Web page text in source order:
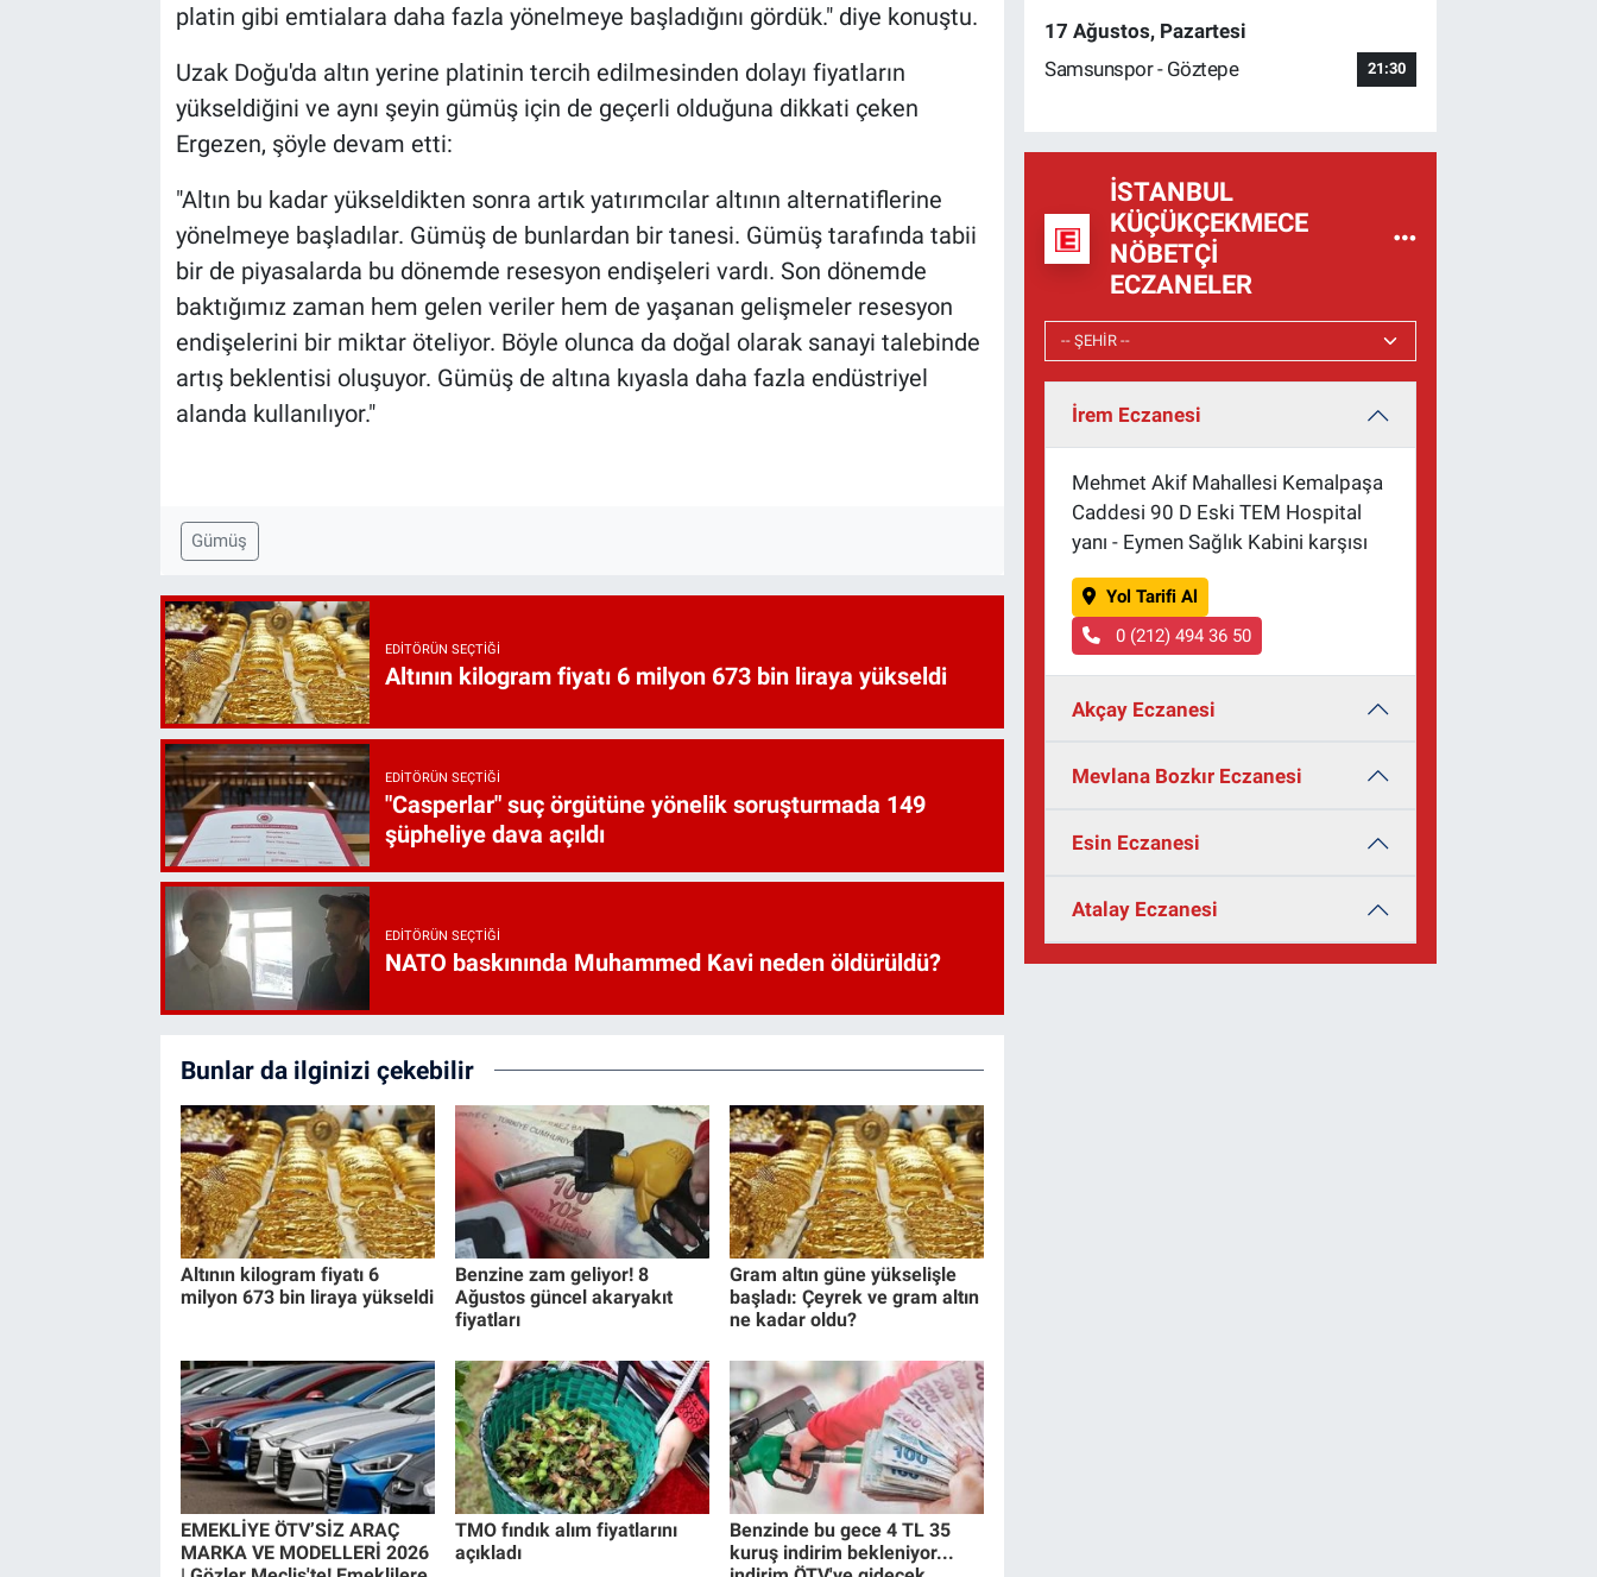
platin gibi emtialara daha fazla yönelmeye başladığını gördük." diye konuştu.
Uzak Doğu'da altın yerine platinin tercih edilmesinden dolayı fiyatların
yükseldiğini ve aynı şeyin gümüş için de geçerli olduğuna dikkati çeken
Ergezen, şöyle devam etti:
"Altın bu kadar yükseldikten sonra artık yatırımcılar altının alternatiflerine
yönelmeye başladılar. Gümüş de bunlardan bir tanesi. Gümüş tarafında tabii
bir de piyasalarda bu dönemde resesyon endişeleri vardı. Son dönemde
baktığımız zaman hem gelen veriler hem de yaşanan gelişmeler resesyon
endişelerini bir miktar öteliyor. Böyle olunca da doğal olarak sanayi talebinde
artış beklentisi oluşuyor. Gümüş de altına kıyasla daha fazla endüstriyel
alanda kullanılıyor."
Gümüş
EDITÖRÜN SEÇTIĞI
Altının kilogram fiyatı 6 milyon 673 bin liraya yükseldi
EDITÖRÜN SEÇTIĞI
"Casperlar" suç örgütüne yönelik soruşturmada 149
şüpheliye dava açıldı
EDITÖRÜN SEÇTIĞI
NATO baskınında Muhammed Kavi neden öldürüldü?
Bunlar da ilginizi çekebilir
Altının kilogram fiyatı 6
milyon 673 bin liraya yükseldi
Benzine zam geliyor! 8
Ağustos güncel akaryakıt
fiyatları
Gram altın güne yükselişle
başladı: Çeyrek ve gram altın
ne kadar oldu?
EMEKLİYE ÖTV’SİZ ARAÇ
MARKA VE MODELLERİ 2026
TMO fındık alım fiyatlarını
açıkladı
Benzinde bu gece 4 TL 35
kuruş indirim bekleniyor...
17 Ağustos, Pazartesi
Samsunspor - Göztepe
21:30
İSTANBUL
KÜÇÜKÇEKMECE
NÖBETÇI
ECZANELER
İrem Eczanesi
Mehmet Akif Mahallesi Kemalpaşa
Caddesi 90 D Eski TEM Hospital
yanı - Eymen Sağlık Kabini karşısı
Yol Tarifi Al
0 (212) 494 36 50
Akçay Eczanesi
Mevlana Bozkır Eczanesi
Esin Eczanesi
Atalay Eczanesi